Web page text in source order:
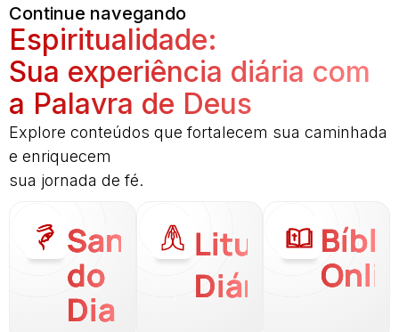
Continue navegando
Espiritualidade:
Sua experiência diária com
a Palavra de Deus
Explore conteúdos que fortalecem sua caminhada
e enriquecem
sua jornada de fé.
Santo
do
Dia
Liturgia
Diária